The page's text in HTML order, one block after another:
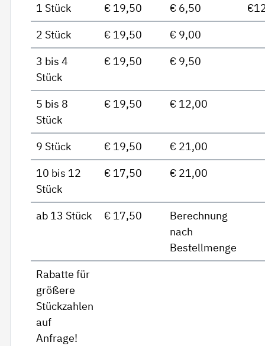
1 Stück
€ 19,50 € 6,50
2 Stück
€ 19,50
€ 9,00
3 bis 4
Stück
€ 19,50 € 9,50
5 bis 8
Stück
€ 19,50 € 12,00
9 Stück € 19,50
€ 21,00
10 bis 12
Stück
€ 17,50 € 21,00
ab 13 Stück € 17,50
Berechnung
nach
Bestellmenge
Rabatte für
größere
Stückzahlen
auf
Anfrage!